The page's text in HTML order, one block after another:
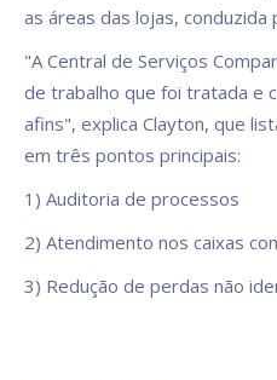
as áreas das lojas, conduzida
"A Central de Serviços
de trabalho que foi tratada e
afins", explica Clayton, que
em três pontos principais:
1) Auditoria de processos
2) Atendimento nos caixas
3) Redução de perdas não